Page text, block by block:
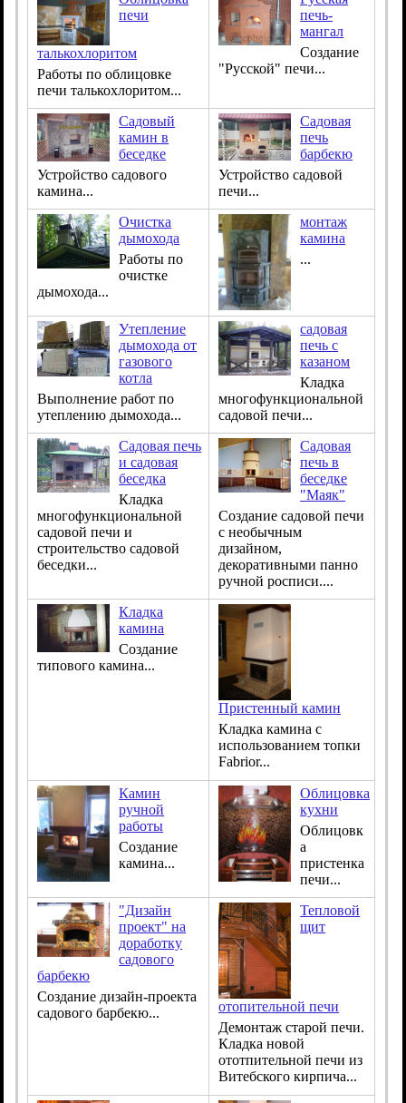
печи
талькохлоритом
Работы по облицовке
печи талькохлоритом...
печь-
мангал
Создание
"Русской" печи...
Садовый
камин в
беседке
Устройство садового
камина...
Садовая
печь
барбекю
Устройство садовой
печи...
Очистка
дымохода
Работы по
очистке
дымохода...
монтаж
камина
...
Утепление
дымохода от
газового
котла
Выполнение работ по
утеплению дымохода...
садовая
печь с
казаном
Кладка
многофункциональной
садовой печи...
Садовая печь
и садовая
беседка
Кладка
многофункциональной
садовой печи и
строительство садовой
беседки...
Садовая
печь в
беседке
"Маяк"
Создание садовой печи
с необычным
дизайном,
декоративными панно
ручной росписи....
Кладка
камина
Создание
типового камина...
Пристенный камин
Кладка камина с
использованием топки
Fabrior...
Камин
ручной
работы
Создание
камина...
Облицовка
кухни
Облицовк
а
пристенка
печи...
"Дизайн
проект" на
доработку
садового
барбекю
Создание дизайн-проекта
садового барбекю...
Тепловой
щит
отопительной печи
Демонтаж старой печи.
Кладка новой
ототпительной печи из
Витебского кирпича...